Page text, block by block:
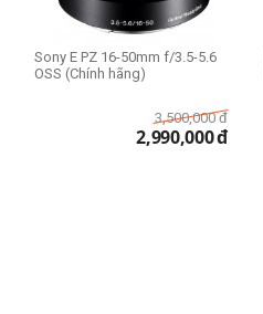
Sony E PZ 16-50mm f/3.5-5.6
OSS (Chính hãng)
3,500,000 đ
2,990,000đ